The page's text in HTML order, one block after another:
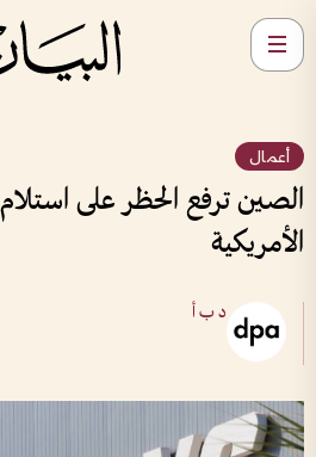
أعمال
الصين ترفع الحظر على
الأمريكية
د ب أ